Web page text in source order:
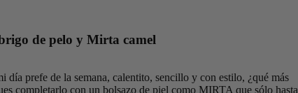
de pelo y Mirta camel
día prefe de la semana, calentito, sencillo y con estilo, ¿qué más
completarlo con un bolsazo de piel como MIRTA que sólo hasta